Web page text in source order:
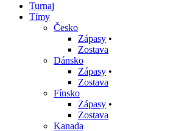
Turnaj
Tímy
Česko
Zápasy •
Zostava
Dánsko
Zápasy •
Zostava
Fínsko
Zápasy •
Zostava
Kanada